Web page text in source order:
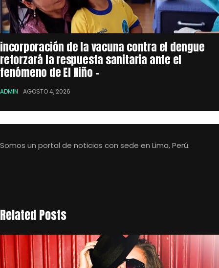
incorporación de la vacuna contra el dengue
reforzará la respuesta sanitaria ante el
fenómeno de El Niño –
ADMIN AGOSTO 4, 2026
Somos un portal de noticias con sede en Lima, Perú.
Related Posts